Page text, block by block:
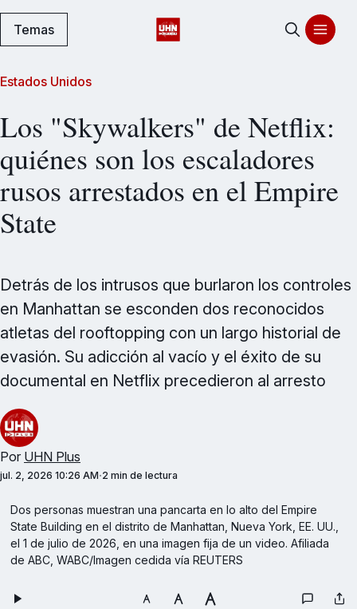
Temas
Estados Unidos
Los "Skywalkers" de Netflix:
quiénes son los escaladores
rusos arrestados en el Empire
State
Detrás de los intrusos que burlaron los controles
en Manhattan se esconden dos reconocidos
atletas del rooftopping con un largo historial de
evasión. Su adicción al vacío y el éxito de su
documental en Netflix precedieron al arresto
Por UHN Plus
jul. 2, 2026 10:26 AM 2 min de lectura
Dos personas muestran una pancarta en lo alto del Empire
State Building en el distrito de Manhattan, Nueva York, EE. UU.,
el 1 de julio de 2026, en una imagen fija de un video. Afiliada
de ABC, WABC/Imagen cedida vía REUTERS